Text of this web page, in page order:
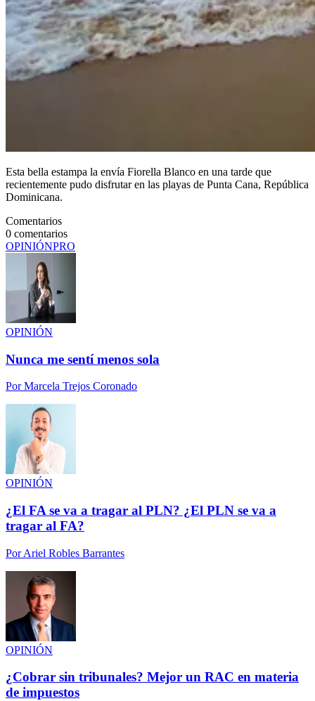
Esta bella estampa la envía Fiorella Blanco en una tarde que
recientemente pudo disfrutar en las playas de Punta Cana, República
Dominicana.
Comentarios
0 comentarios
OPINIÓNPRO
OPINIÓN
Nunca me sentí menos sola
PorMarcela Trejos Coronado
OPINIÓN
¿El FA se va a tragar al PLN? ¿El PLN se va a
tragar al FA?
PorAriel Robles Barrantes
OPINIÓN
¿Cobrar sin tribunales? Mejor un RAC en materia
de impuestos